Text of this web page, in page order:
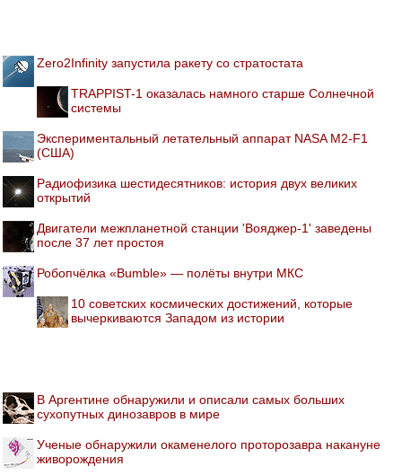
Zero2Infinity запустила ракету со стратостата
TRAPPIST-1 оказалась намного старше Солнечной
системы
Экспериментальный летательный аппарат NASA M2-F1
(США)
Радиофизика шестидесятников: история двух великих
открытий
Двигатели межпланетной станции 'Вояджер-1' заведены
после 37 лет простоя
Робопчёлка «Bumble» — полёты внутри МКС
10 советских космических достижений, которые
вычеркиваются Западом из истории
В Аргентине обнаружили и описали самых больших
сухопутных динозавров в мире
Ученые обнаружили окаменелого проторозавра накануне
живорождения